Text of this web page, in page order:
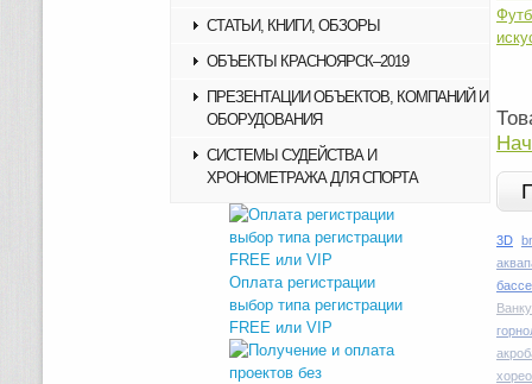
СТАТЬИ, КНИГИ, ОБЗОРЫ
ОБЪЕКТЫ КРАСНОЯРСК–2019
ПРЕЗЕНТАЦИИ ОБЪЕКТОВ, КОМПАНИЙ И
ОБОРУДОВАНИЯ
СИСТЕМЫ СУДЕЙСТВА И
ХРОНОМЕТРАЖА ДЛЯ СПОРТА
Оплата регистрации
выбор типа регистрации
FREE или VIP
3D